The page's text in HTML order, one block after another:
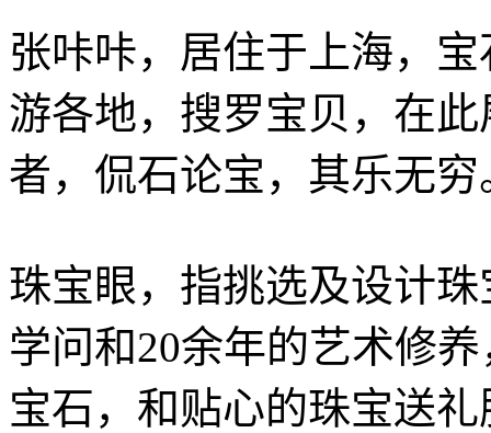
张咔咔，居住于上海，
游各地，搜罗宝贝，在
者，侃石论宝，其乐无穷
珠宝眼，指挑选及设计
学问和20余年的艺术修
宝石，和贴心的珠宝送